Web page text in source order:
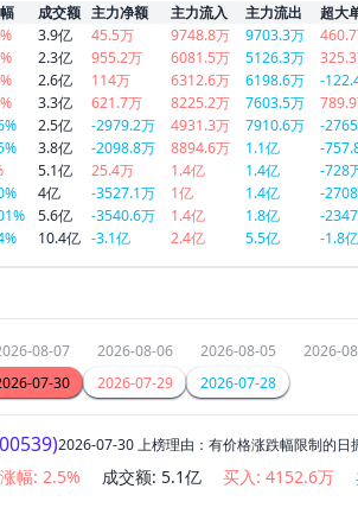
成交额 主力净额 主力流入 主力流出
超大
3.9亿 45.5万 9748.8万 9703.3万
2.3亿 955.2万 6081.5万 5126.3万
2.6亿 114万 6312.6万 6198.6万
-
3.3亿 621.7万 8225.2万 7603.5万
2.5亿 -2979.2万 4931.3万 7910.6万
-
3.8亿 -2098.8万 8894.6万 1.1亿
-
5.1亿 25.4万 1.4亿 1.4亿
-728
4亿 -3527.1万 1亿 1.4亿
-
5.6亿 -3540.6万 1.4亿 1.8亿
-
10.4亿 -3.1亿 2.4亿 5.5亿 -1.8亿
08-07 2026-08-06 2026-08-05
2026-
07-30 2026-07-29 2026-07-28
)2026-07-30上榜理由： 有价格涨跌幅限制的日
涨幅: 2.5% 成交额: 5.1亿 买入: 4152.6万